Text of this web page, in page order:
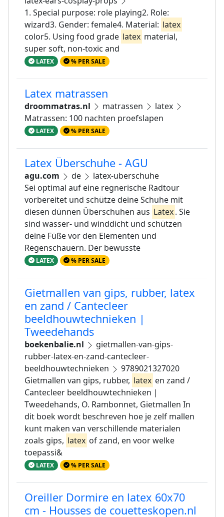
1. Special purpose: role playing2. Role:
wizard3. Gender: female4. Material: latex
color5. Using food grade latex material,
super soft, non-toxic and
LATEX % PER SALE
Latex matrassen
droommatras.nl matrassen
latex
Matrassen: 100 nachten proefslapen
LATEX % PER SALE
Latex Überschuhe - AGU
agu.com de
latex-uberschuhe
Sei optimal auf eine regnerische Radtour
vorbereitet und schütze deine Schuhe mit
diesen dünnen Überschuhen aus Latex. Sie
sind wasser- und winddicht und schützen
deine Füße vor den Elementen und
Regenschauern. Der bewusste
LATEX % PER SALE
Gietmallen van gips, rubber, latex
en zand / Cantecleer
beeldhouwtechnieken |
Tweedehands
boekenbalie.nl
gietmallen-van-gips-
rubber-latex-en-zand-cantecleer-
beeldhouwtechnieken
9789021327020
Gietmallen van gips, rubber, latex en zand /
Cantecleer beeldhouwtechnieken |
Tweedehands, O. Rambonnet, Gietmallen In
dit boek wordt beschreven hoe je zelf mallen
kunt maken van verschillende materialen
zoals gips, latex of zand, en voor welke
toepassi&
LATEX % PER SALE
Oreiller Dormire en latex 60x70
cm - Housses de couetteskopen.nl